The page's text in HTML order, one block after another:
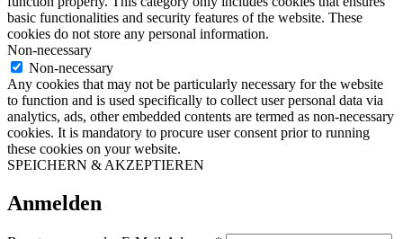
basic functionalities and security features of the website. These
cookies do not store any personal information.
Non-necessary
Non-necessary
Any cookies that may not be particularly necessary for the website
to function and is used specifically to collect user personal data via
analytics, ads, other embedded contents are termed as non-necessary
cookies. It is mandatory to procure user consent prior to running
these cookies on your website.
SPEICHERN & AKZEPTIEREN
Anmelden